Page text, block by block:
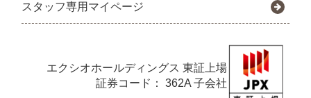
スタッフ専用マイページ
エクシオホールディングス 東証上場
証券コード： 362A 子会社